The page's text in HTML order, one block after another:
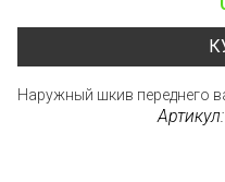
Наружный шкив переднего
Артикул: